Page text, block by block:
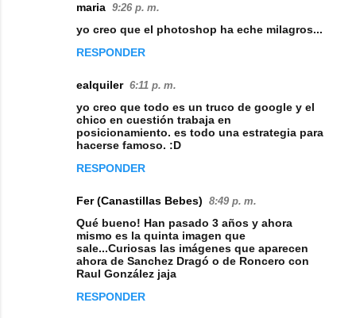
maria 9:26 p. m.
yo creo que el photoshop ha eche milagros...
RESPONDER
ealquiler 6:11 p. m.
yo creo que todo es un truco de google y el
chico en cuestión trabaja en
posicionamiento. es todo una estrategia para
hacerse famoso. :D
RESPONDER
Fer (Canastillas Bebes) 8:49 p. m.
Qué bueno! Han pasado 3 años y ahora
mismo es la quinta imagen que
sale...Curiosas las imágenes que aparecen
ahora de Sanchez Dragó o de Roncero con
Raul González jaja
RESPONDER